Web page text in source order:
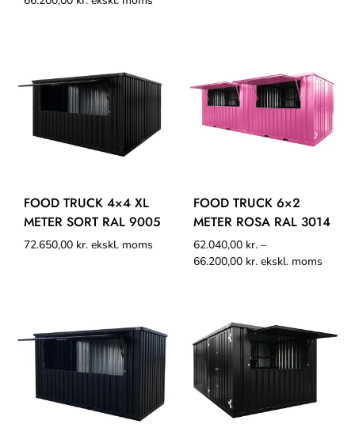
FOOD TRUCK 4×4 XL
METER SORT RAL 9005
72.650,00 kr. ekskl. moms
FOOD TRUCK 6×2
METER ROSA RAL 3014
62.040,00 kr. –
66.200,00 kr. ekskl. moms